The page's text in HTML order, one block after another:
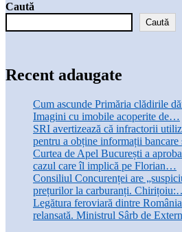
Caută
Caută
Recent adaugate
Cum ascunde Primăria clădirile
Imagini cu imobile acoperite de…
SRI avertizează că infractorii
pentru a obține informații bancare
Curtea de Apel București a
cazul care îl implică pe Florian…
Consiliul Concurenței are
prețurilor la carburanți.
Legătura feroviară dintre
relansată. Ministrul Sârb de